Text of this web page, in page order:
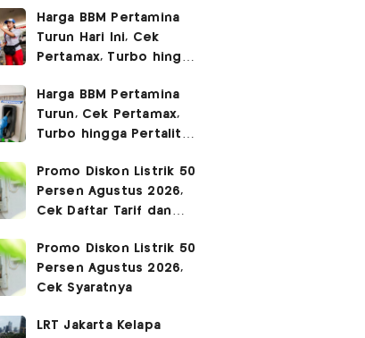
Harga BBM Pertamina
Turun Hari Ini, Cek
Pertamax, Turbo hingga
2026
Harga BBM Pertamina
Turun, Cek Pertamax,
Turbo hingga Pertalite
Promo Diskon Listrik 50
Persen Agustus 2026,
Cek Daftar Tarif dan
Promo Diskon Listrik 50
Persen Agustus 2026,
Cek Syaratnya
LRT Jakarta Kelapa